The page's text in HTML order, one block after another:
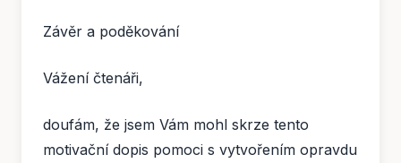
Závěr a poděkování
Vážení čtenáři,
doufám, že jsem Vám mohl skrze tento
motivační dopis pomoci s vytvořením opravdu